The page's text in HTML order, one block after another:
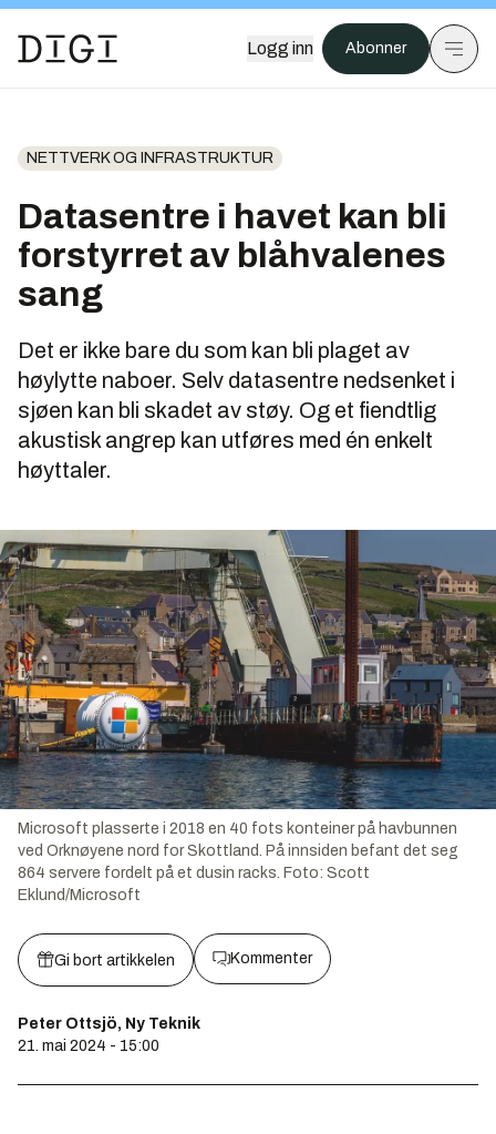
Logg inn Abonner
NETTVERK OG INFRASTRUKTUR
Datasentre i havet kan bli
forstyrret av blåhvalenes
sang
Det er ikke bare du som kan bli plaget av
høylytte naboer. Selv datasentre nedsenket i
sjøen kan bli skadet av støy. Og et fiendtlig
akustisk angrep kan utføres med én enkelt
høyttaler.
Microsoft plasserte i 2018 en 40 fots konteiner på havbunnen
ved Orknøyene nord for Skottland. På innsiden befant det seg
864 servere fordelt på et dusin racks. Foto: Scott
Eklund/Microsoft
Gi bort artikkelen Kommenter
Peter Ottsjö, Ny Teknik
21. mai 2024 - 15:00